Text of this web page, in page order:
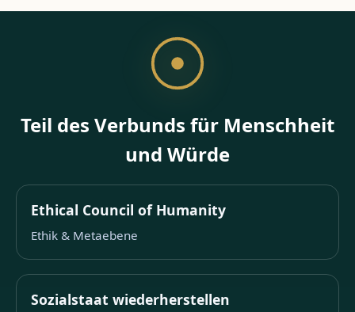
Teil des Verbunds für Menschheit
und Würde
Ethical Council of Humanity
Ethik & Metaebene
Sozialstaat wiederherstellen